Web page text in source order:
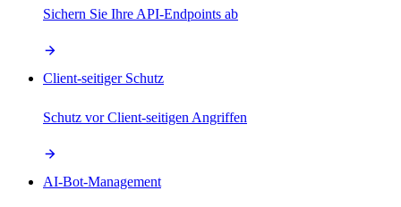
Sichern Sie Ihre API-Endpoints ab
Client-seitiger Schutz
Schutz vor Client-seitigen Angriffen
AI-Bot-Management